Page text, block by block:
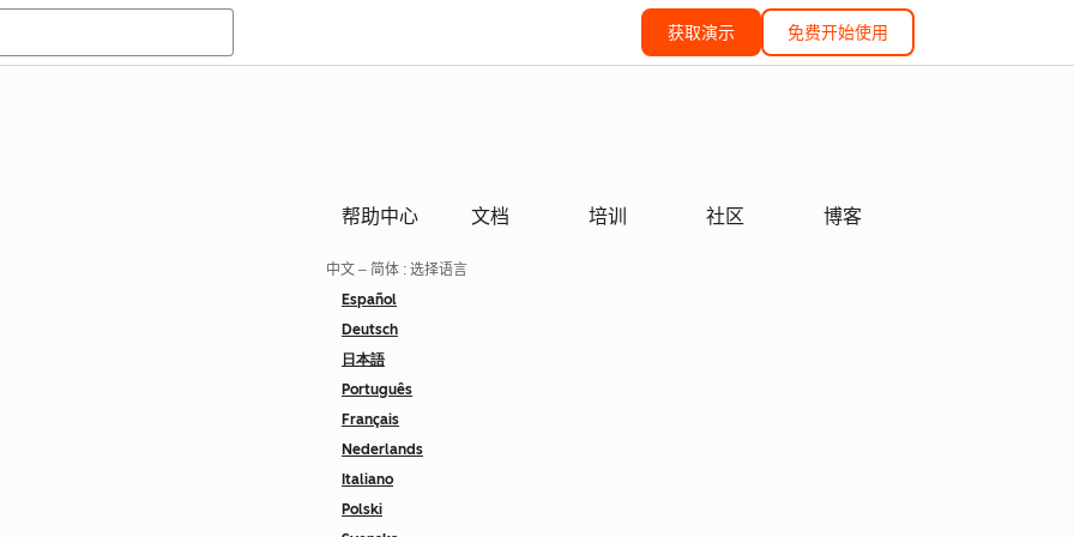
获取演示 免费开始使用
帮助中心 文档 培训 社区 博客
中文 – 简体 : 选择语言
Español
Deutsch
日本語
Português
Français
Nederlands
Italiano
Polski